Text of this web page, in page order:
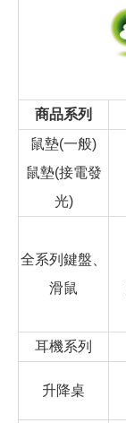
商品系列
鼠墊(一般)
鼠墊(接電發
光)
全系列鍵盤、
滑鼠
耳機系列
升降桌